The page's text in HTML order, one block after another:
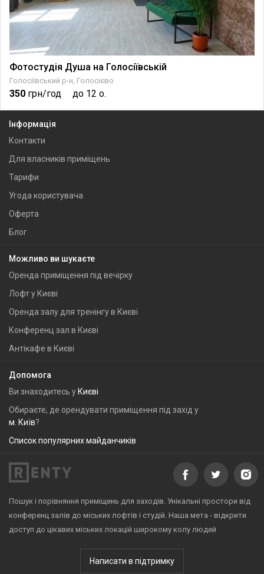
Фотостудія Душа на Голосіївській
Голосіївський р-н, Голосієво
350 грн/год до 12 о.
Інформація
Контакти
Для власників приміщень
Тарифи
Угода користувача
Оферта
Блог
Можливо ви шукаєте
Оренда приміщення під вечірку
Лофт у Києві
Оренда залу для тренінгу в Києві
Конференц зал в Києві
Антікафе в Києві
Допомога
Ви знаходитесь у Києві
Обираєте, де орендувати приміщення під захід у
м. Київ?
Список популярних майданчиків
Пошук і порівняння приміщень для заходів. Унікальні простори від
конференц залів до міських лофтів і студій. Наша мета - відкрити
доступ до цікавих міських локацій широкому колу людей
Написати в підтримку